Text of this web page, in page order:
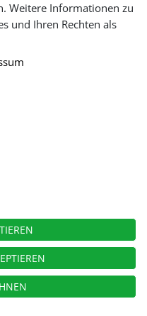
Weitere Informationen zu
und Ihren Rechten als
Alle Rechte vorbehalten